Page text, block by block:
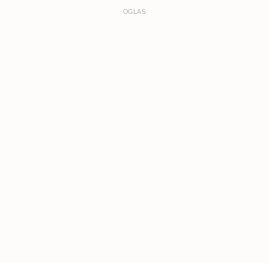
OGLAS